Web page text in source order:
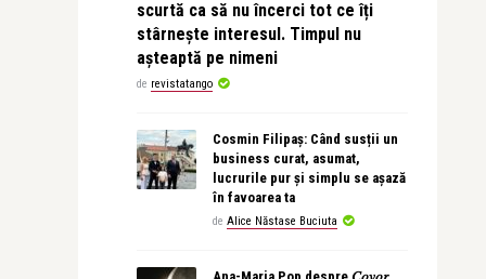
scurtă ca să nu încerci tot ce îți
stârnește interesul. Timpul nu
așteaptă pe nimeni
de revistatango
Cosmin Filipaș: Când susții un
business curat, asumat,
lucrurile pur și simplu se așază
în favoarea ta
de Alice Năstase Buciuta